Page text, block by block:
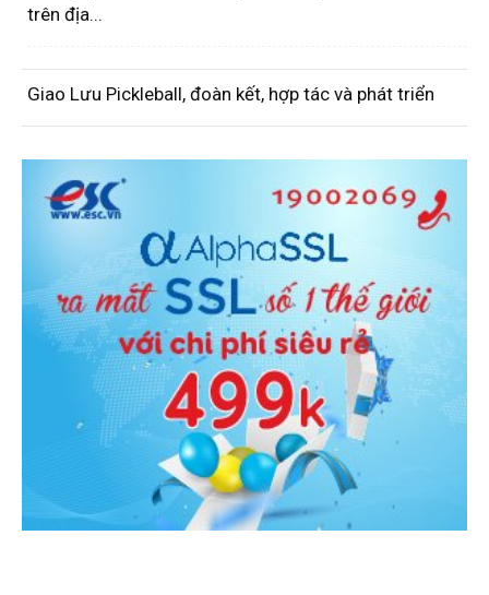
trên địa...
Giao Lưu Pickleball, đoàn kết, hợp tác và phát triển